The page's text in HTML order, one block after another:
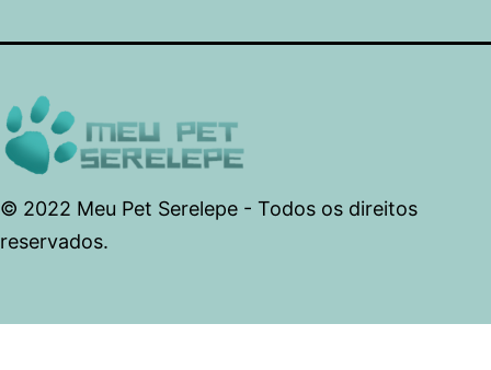
© 2022 Meu Pet Serelepe - Todos os direitos
reservados.